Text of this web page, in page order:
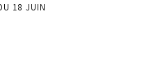
18 JUIN